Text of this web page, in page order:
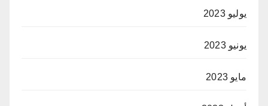
يوليو 2023
يونيو 2023
مايو 2023